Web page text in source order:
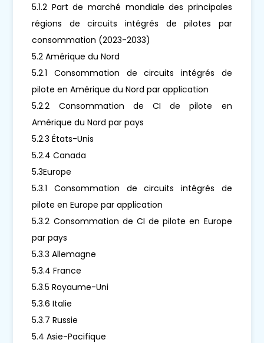
5.1.2 Part de marché mondiale des principales
régions de circuits intégrés de pilotes par
consommation (2023-2033)
5.2 Amérique du Nord
5.2.1 Consommation de circuits intégrés de
pilote en Amérique du Nord par application
5.2.2 Consommation de CI de pilote en
Amérique du Nord par pays
5.2.3 États-Unis
5.2.4 Canada
5.3Europe
5.3.1 Consommation de circuits intégrés de
pilote en Europe par application
5.3.2 Consommation de CI de pilote en Europe
par pays
5.3.3 Allemagne
5.3.4 France
5.3.5 Royaume-Uni
5.3.6 Italie
5.3.7 Russie
5.4 Asie-Pacifique